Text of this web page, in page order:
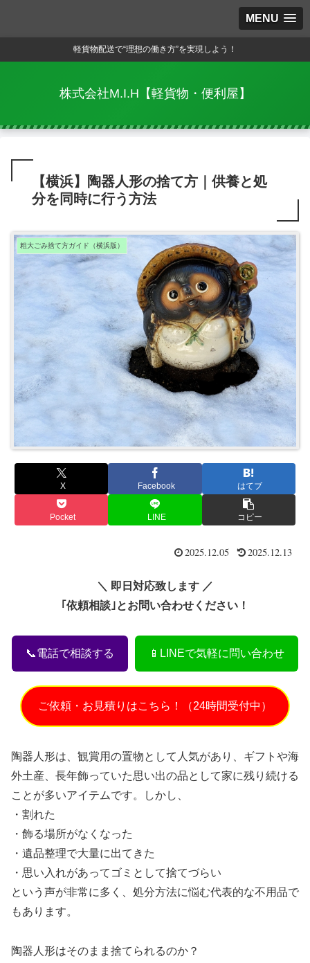
MENU
軽貨物配送で“理想の働き方”を実現しよう！
株式会社M.I.H【軽貨物・便利屋】
【横浜】陶器人形の捨て方｜供養と処
分を同時に行う方法
粗大ごみ捨て方ガイド（横浜版）
X Facebook はてブ
Pocket LINE コピー
2025.12.05 2025.12.13
＼ 即日対応致します ／
｢依頼相談｣とお問い合わせください！
📞電話で相談する 📱LINEで気軽に問い合わせ
ご依頼・お見積りはこちら！（24時間受付中）
陶器人形は、観賞用の置物として人気があり、ギフトや海
外土産、長年飾っていた思い出の品として家に残り続ける
ことが多いアイテムです。しかし、
・割れた
・飾る場所がなくなった
・遺品整理で大量に出てきた
・思い入れがあってゴミとして捨てづらい
という声が非常に多く、処分方法に悩む代表的な不用品で
もあります。
陶器人形はそのまま捨てられるのか？